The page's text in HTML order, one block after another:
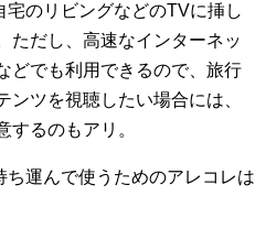
のリビングなどのTVに挿し
ただし、高速なインターネッ
どでも利用できるので、旅行
ツを視聴したい場合には、
するのもアリ。
運んで使うためのアレコレは